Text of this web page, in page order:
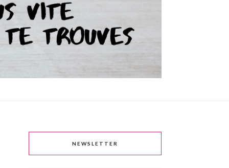
NEWSLETTER